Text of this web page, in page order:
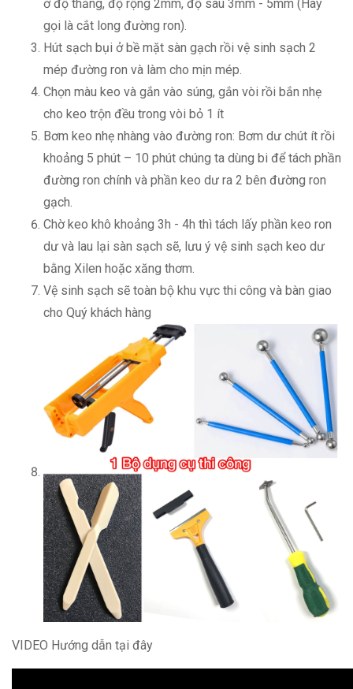
ở độ thẳng, độ rộng 2mm, độ sâu 3mm - 5mm (Hay
gọi là cắt long đường ron).
Hút sạch bụi ở bề mặt sàn gạch rồi vệ sinh sạch 2
mép đường ron và làm cho mịn mép.
Chọn màu keo và gắn vào súng, gắn vòi rồi bắn nhẹ
cho keo trộn đều trong vòi bỏ 1 ít
Bơm keo nhẹ nhàng vào đường ron: Bơm dư chút ít rồi
khoảng 5 phút – 10 phút chúng ta dùng bi để tách phần
đường ron chính và phần keo dư ra 2 bên đường ron
gạch.
Chờ keo khô khoảng 3h - 4h thì tách lấy phần keo ron
dư và lau lại sàn sạch sẽ, lưu ý vệ sinh sạch keo dư
bằng Xilen hoặc xăng thơm.
Vệ sinh sạch sẽ toàn bộ khu vực thi công và bàn giao
cho Quý khách hàng
VIDEO Hướng dẫn tại đây